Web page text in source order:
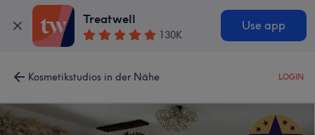
Treatwell
130K
Use app
Kosmetikstudios in der Nähe LOGIN